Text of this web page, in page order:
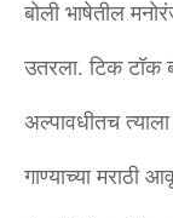
बोली भाषेतील
उतरला. टिक टॉक
अल्पावधीतच
गाण्याच्या मराठी